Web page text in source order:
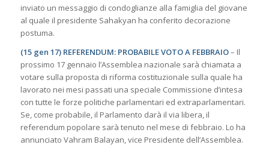
inviato un messaggio di condoglianze alla famiglia del giovane
al quale il presidente Sahakyan ha conferito decorazione
postuma.
(15 gen 17) REFERENDUM: PROBABILE VOTO A FEBBRAIO– Il
prossimo 17 gennaio l’Assemblea nazionale sarà chiamata a
votare sulla proposta di riforma costituzionale sulla quale ha
lavorato nei mesi passati una speciale Commissione d’intesa
con tutte le forze politiche parlamentari ed extraparlamentari.
Se, come probabile, il Parlamento darà il via libera, il
referendum popolare sarà tenuto nel mese di febbraio. Lo ha
annunciato Vahram Balayan, vice Presidente dell’Assemblea.